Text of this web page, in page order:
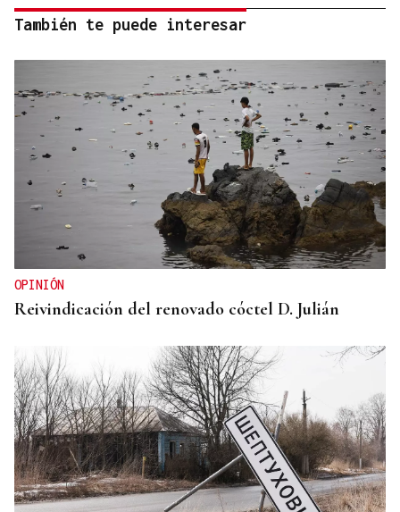
También te puede interesar
OPINIÓN
Reivindicación del renovado cóctel D. Julián